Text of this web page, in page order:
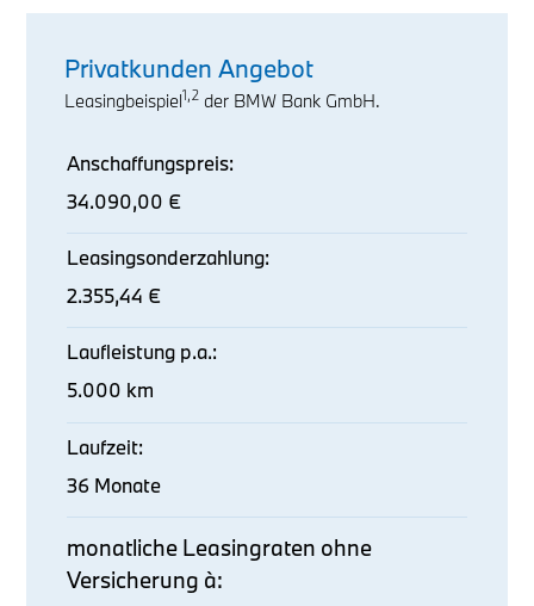
Privatkunden Angebot
Leasingbeispiel1,2 der BMW Bank GmbH.
Anschaffungspreis:
34.090,00 €
Leasingsonderzahlung:
2.355,44 €
Laufleistung p.a.:
5.000 km
Laufzeit:
36 Monate
monatliche Leasingraten ohne
Versicherung à: